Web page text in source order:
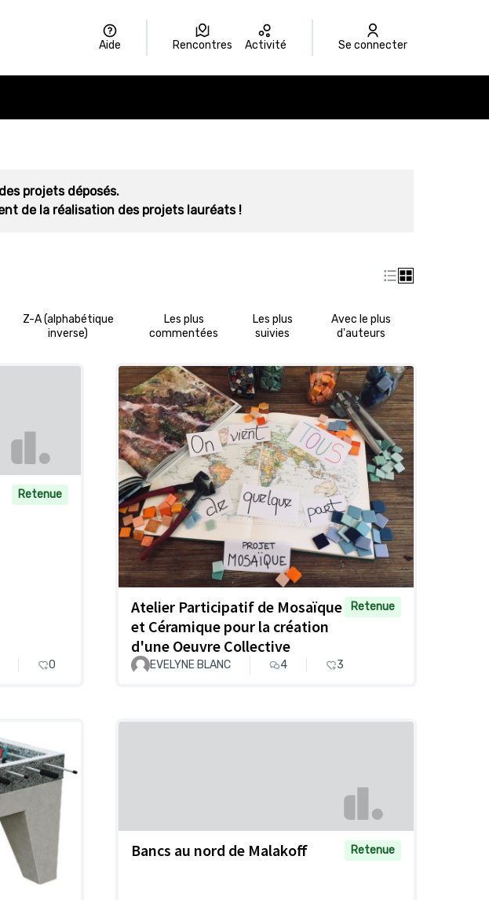
Aide Rencontres Activité Se connecter
projets déposés.
de la réalisation des projets lauréats !
Z-A (alphabétique
inverse)
Les plus
commentées
Les plus
suivies
Avec le plus
d'auteurs
Retenue
0
Atelier Participatif de Mosaïque
et Céramique pour la création
d'une Oeuvre Collective
Retenue
EVELYNE BLANC 4 3
Bancs au nord de Malakoff Retenue